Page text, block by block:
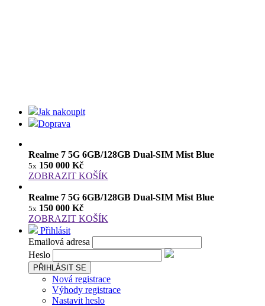
Jak nakoupit
Doprava
Realme 7 5G 6GB/128GB Dual-SIM Mist Blue
5x 150 000 Kč
ZOBRAZIT KOŠÍK
Realme 7 5G 6GB/128GB Dual-SIM Mist Blue
5x 150 000 Kč
ZOBRAZIT KOŠÍK
Přihlásit
Emailová adresa
Heslo
PŘIHLÁSIT SE
Nová registrace
Výhody registrace
Nastavit heslo